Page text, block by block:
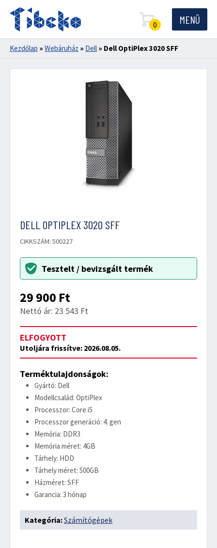
0 MENÜ
Kezdőlap » Webáruház » Dell » Dell OptiPlex 3020 SFF
DELL OPTIPLEX 3020 SFF
CIKKSZÁM: 500227
Tesztelt / bevizsgált termék
29 900 Ft
Nettó ár: 23 543 Ft
ELFOGYOTT
Utoljára frissítve: 2026.08.05.
Terméktulajdonságok:
Gyártó: Dell
Modellcsalád: OptiPlex
Processzor: Core i5
Processzor generáció: 4. gen
Memória: DDR3
Memória méret: 4GB
Tárhely: HDD
Tárhely méret: 500GB
Házméret: SFF
Garancia: 3 hónap
Kategória:Számítógépek